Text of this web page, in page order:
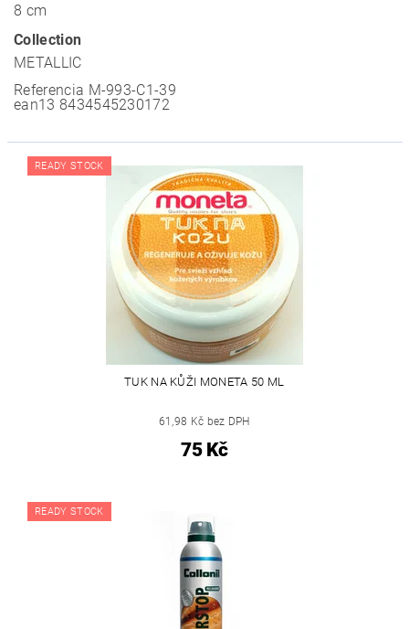
8 cm
Collection
METALLIC
Referencia M-993-C1-39
ean13 8434545230172
READY STOCK
TUK NA KŮŽI MONETA 50 ML
61,98 Kč bez DPH
75 Kč
READY STOCK